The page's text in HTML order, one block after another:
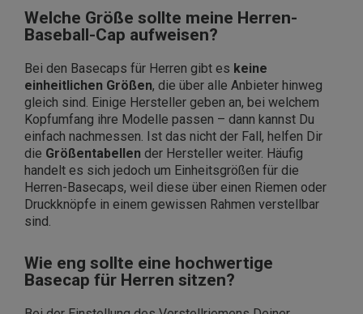
Welche Größe sollte meine Herren-
Baseball-Cap aufweisen?
Bei den Basecaps für Herren gibt es keine
einheitlichen Größen, die über alle Anbieter hinweg
gleich sind. Einige Hersteller geben an, bei welchem
Kopfumfang ihre Modelle passen – dann kannst Du
einfach nachmessen. Ist das nicht der Fall, helfen Dir
die Größentabellen der Hersteller weiter. Häufig
handelt es sich jedoch um Einheitsgrößen für die
Herren-Basecaps, weil diese über einen Riemen oder
Druckknöpfe in einem gewissen Rahmen verstellbar
sind.
Wie eng sollte eine hochwertige
Basecap für Herren sitzen?